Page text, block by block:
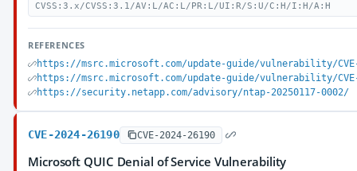
CVSS:3.x/CVSS:3.1/AV:L/AC:L/PR:L/UI:R/S:U/C:H/I:H/A:H
REFERENCES
https://msrc.microsoft.com/update-guide/vulnerability/CVE-
https://msrc.microsoft.com/update-guide/vulnerability/CVE-
https://security.netapp.com/advisory/ntap-20250117-0002/
CVE-2024-26190 CVE-2024-26190
Microsoft QUIC Denial of Service Vulnerability